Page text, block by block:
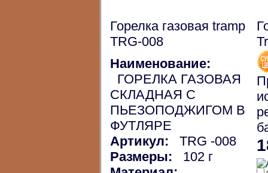
Горелка газовая tramp
TRG-008
Наименование:
ГОРЕЛКА ГАЗОВАЯ
СКЛАДНАЯ С
ПЬЕЗОПОДЖИГОМ В
ФУТЛЯРЕ
Артикул:
TRG -008
Размеры:
102 г